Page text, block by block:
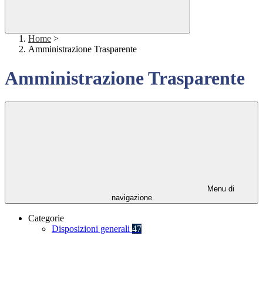
Home >
Amministrazione Trasparente
Amministrazione Trasparente
Menu di
navigazione
Categorie
Disposizioni generali 47